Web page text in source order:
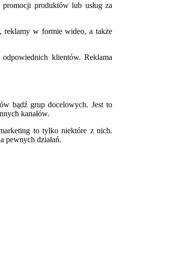
produktów lub usług za
reklamy w formie wideo, a także
klientów. Reklama
bądź grup docelowych. Jest to
kanałów.
to tylko niektóre z nich.
pewnych działań.